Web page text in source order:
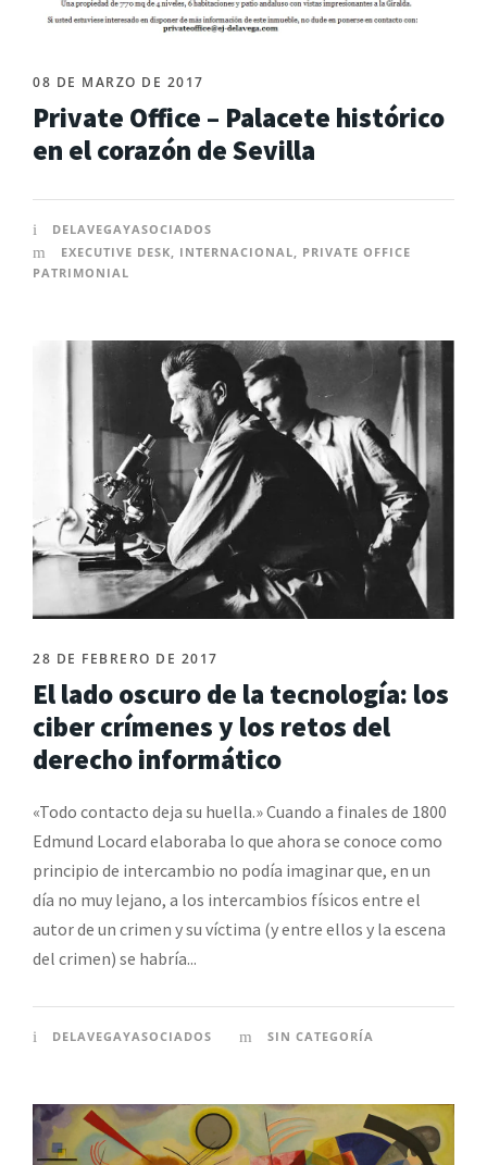
08 DE MARZO DE 2017
Private Office – Palacete histórico
en el corazón de Sevilla
DELAVEGAYASOCIADOS
EXECUTIVE DESK, INTERNACIONAL, PRIVATE OFFICE
PATRIMONIAL
28 DE FEBRERO DE 2017
El lado oscuro de la tecnología: los
ciber crímenes y los retos del
derecho informático
«Todo contacto deja su huella.» Cuando a finales de 1800
Edmund Locard elaboraba lo que ahora se conoce como
principio de intercambio no podía imaginar que, en un
día no muy lejano, a los intercambios físicos entre el
autor de un crimen y su víctima (y entre ellos y la escena
del crimen) se habría...
DELAVEGAYASOCIADOS SIN CATEGORÍA